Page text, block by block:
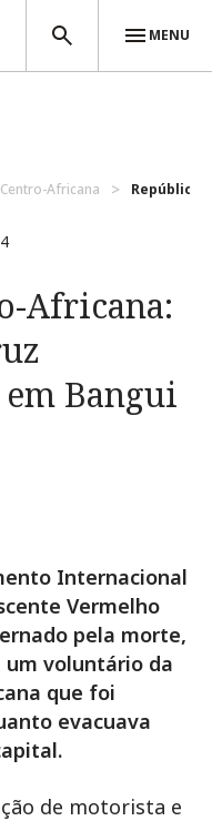
MENU
Africana República
Africana:
Bangui
Internacional
Vermelho
pela morte,
um voluntário da
que foi
evacuava
de motorista e